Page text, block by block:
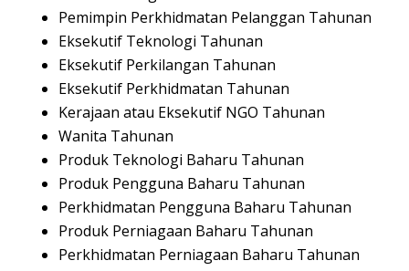
Pemimpin Perkhidmatan Pelanggan Tahunan
Eksekutif Teknologi Tahunan
Eksekutif Perkilangan Tahunan
Eksekutif Perkhidmatan Tahunan
Kerajaan atau Eksekutif NGO Tahunan
Wanita Tahunan
Produk Teknologi Baharu Tahunan
Produk Pengguna Baharu Tahunan
Perkhidmatan Pengguna Baharu Tahunan
Produk Perniagaan Baharu Tahunan
Perkhidmatan Perniagaan Baharu Tahunan